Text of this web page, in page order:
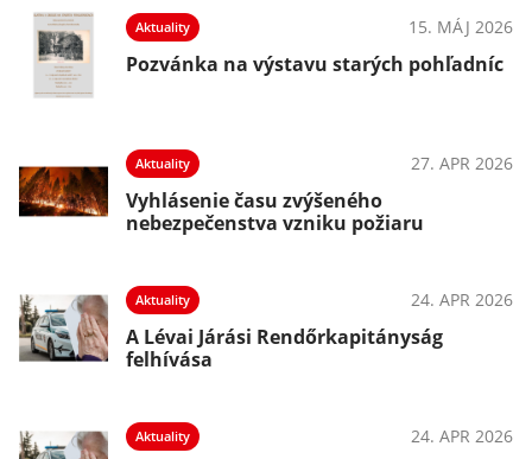
Aktuality 15. MÁJ 2026
Pozvánka na výstavu starých pohľadníc
Aktuality 27. APR 2026
Vyhlásenie času zvýšeného
nebezpečenstva vzniku požiaru
Aktuality 24. APR 2026
A Lévai Járási Rendőrkapitányság
felhívása
Aktuality 24. APR 2026